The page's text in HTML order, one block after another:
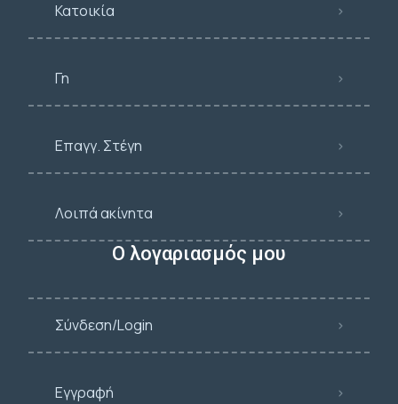
Κατοικία
Γη
Επαγγ. Στέγη
Λοιπά ακίνητα
Ο λογαριασμός μου
Σύνδεση/Login
Εγγραφή